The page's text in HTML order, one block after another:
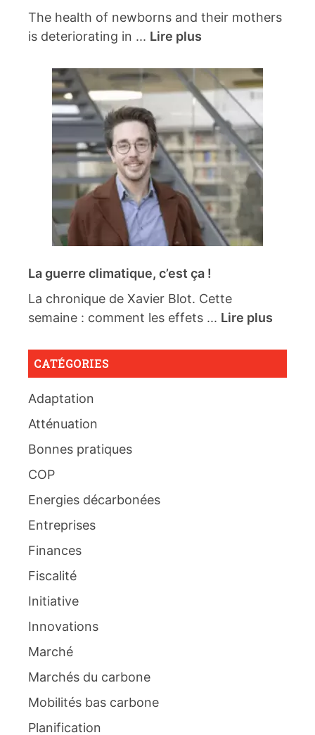
The health of newborns and their mothers
is deteriorating in ... Lire plus
La guerre climatique, c’est ça !
La chronique de Xavier Blot. Cette
semaine : comment les effets ... Lire plus
CATÉGORIES
Adaptation
Atténuation
Bonnes pratiques
COP
Energies décarbonées
Entreprises
Finances
Fiscalité
Initiative
Innovations
Marché
Marchés du carbone
Mobilités bas carbone
Planification